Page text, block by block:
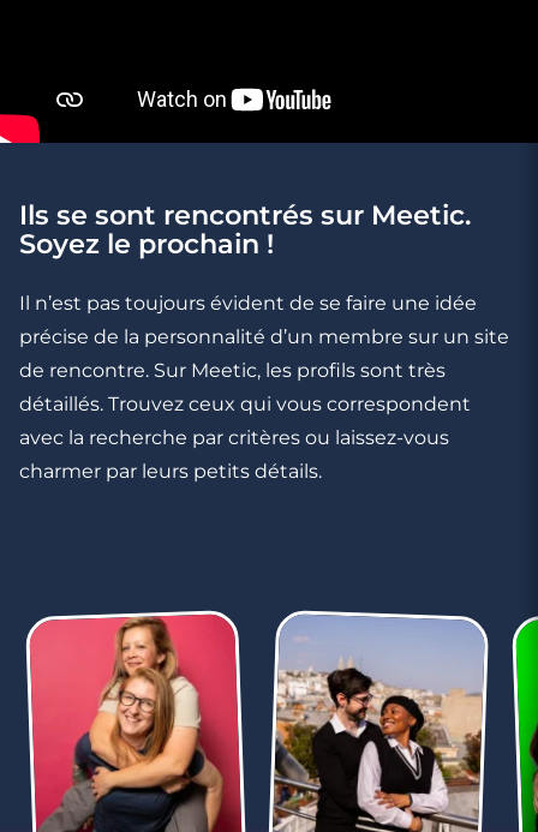
3 minutes
Comment ne pas faire peur aux hommes
2 minutes
Premiers échanges : 5 questions pour
qu’elle vous remarque
Ils se sont rencontrés sur Meetic.
Soyez le prochain !
Il n’est pas toujours évident de se faire une idée
précise de la personnalité d’un membre sur un site
de rencontre. Sur Meetic, les profils sont très
détaillés. Trouvez ceux qui vous correspondent
avec la recherche par critères ou laissez-vous
charmer par leurs petits détails.